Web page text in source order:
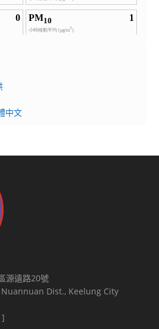
中文
源遠路20號
Dist., Keelung City
]